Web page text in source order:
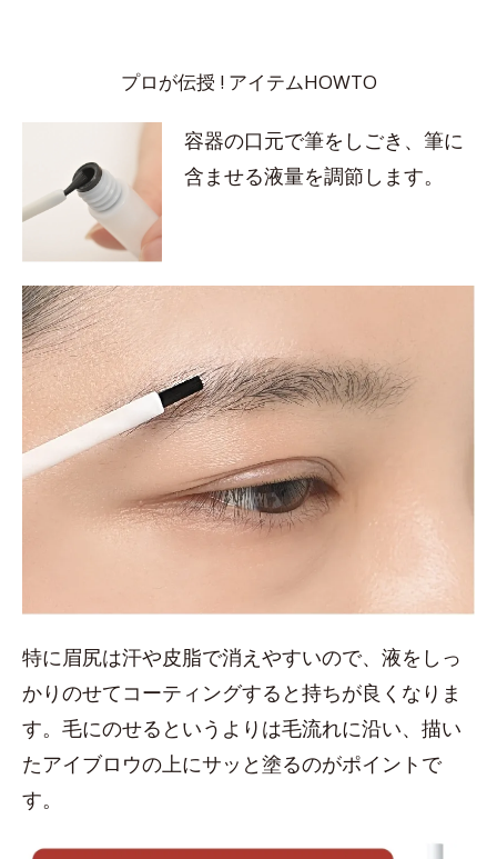
プロが伝授 ! アイテムHOWTO
容器の口元で筆をしごき、筆に
含ませる液量を調節します。
特に眉尻は汗や皮脂で消えやすいので、液をしっ
かりのせてコーティングすると持ちが良くなりま
す。毛にのせるというよりは毛流れに沿い、描い
たアイブロウの上にサッと塗るのがポイントで
す。